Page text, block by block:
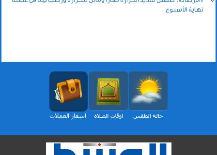
نهاية الأسبوع